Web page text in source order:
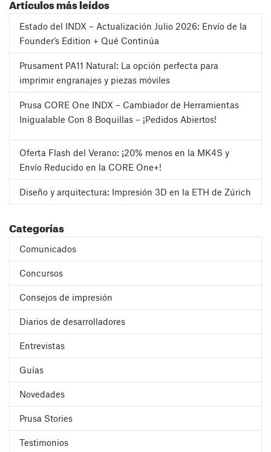
Artículos más leídos
Estado del INDX – Actualización Julio 2026: Envío de la
Founder’s Edition + Qué Continúa
Prusament PA11 Natural: La opción perfecta para
imprimir engranajes y piezas móviles
Prusa CORE One INDX – Cambiador de Herramientas
Inigualable Con 8 Boquillas – ¡Pedidos Abiertos!
Oferta Flash del Verano: ¡20% menos en la MK4S y
Envío Reducido en la CORE One+!
Diseño y arquitectura: Impresión 3D en la ETH de Zúrich
Categorías
Comunicados
Concursos
Consejos de impresión
Diarios de desarrolladores
Entrevistas
Guías
Novedades
Prusa Stories
Testimonios